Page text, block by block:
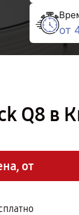
от
Q8 в
от